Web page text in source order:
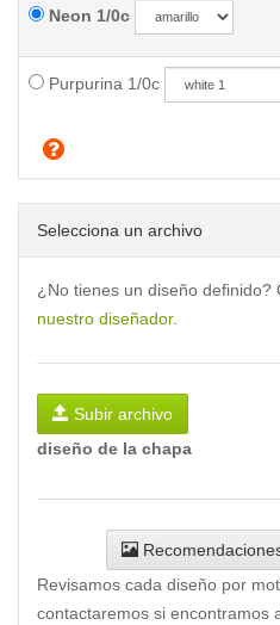
Neon 1/0c
Purpurina 1/0c
Selecciona un archivo
¿No tienes un diseño definido?
nuestro diseñador.
Subir archivo
diseño de la chapa
Revisamos cada diseño por
contactaremos si encontramos